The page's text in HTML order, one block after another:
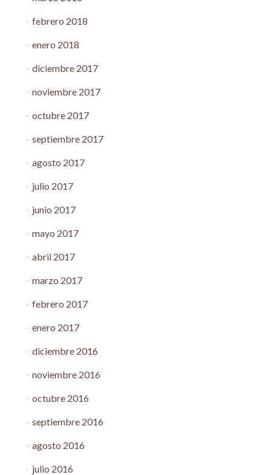
febrero 2018
enero 2018
diciembre 2017
noviembre 2017
octubre 2017
septiembre 2017
agosto 2017
julio 2017
junio 2017
mayo 2017
abril 2017
marzo 2017
febrero 2017
enero 2017
diciembre 2016
noviembre 2016
octubre 2016
septiembre 2016
agosto 2016
julio 2016